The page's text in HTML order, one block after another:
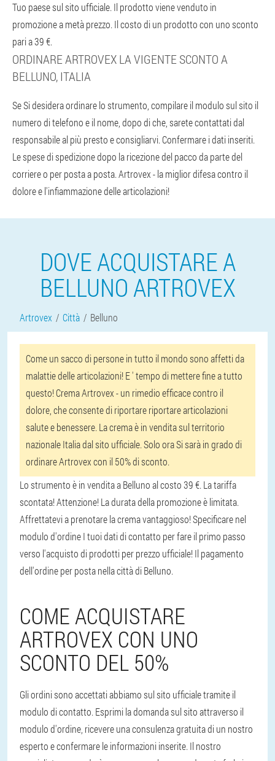
Tuo paese sul sito ufficiale. Il prodotto viene venduto in
promozione a metà prezzo. Il costo di un prodotto con uno sconto
pari a 39 €.
ORDINARE ARTROVEX LA VIGENTE SCONTO A
BELLUNO, ITALIA
Se Si desidera ordinare lo strumento, compilare il modulo sul sito il
numero di telefono e il nome, dopo di che, sarete contattati dal
responsabile al più presto e consigliarvi. Confermare i dati inseriti.
Le spese di spedizione dopo la ricezione del pacco da parte del
corriere o per posta a posta. Artrovex - la miglior difesa contro il
dolore e l'infiammazione delle articolazioni!
DOVE ACQUISTARE A
BELLUNO ARTROVEX
Artrovex Città Belluno
Come un sacco di persone in tutto il mondo sono affetti da
malattie delle articolazioni! E ' tempo di mettere fine a tutto
questo! Crema Artrovex - un rimedio efficace contro il
dolore, che consente di riportare riportare articolazioni
salute e benessere. La crema è in vendita sul territorio
nazionale Italia dal sito ufficiale. Solo ora Si sarà in grado di
ordinare Artrovex con il 50% di sconto.
Lo strumento è in vendita a Belluno al costo 39 €. La tariffa
scontata! Attenzione! La durata della promozione è limitata.
Affrettatevi a prenotare la crema vantaggioso! Specificare nel
modulo d'ordine I tuoi dati di contatto per fare il primo passo
verso l'acquisto di prodotti per prezzo ufficiale! Il pagamento
dell'ordine per posta nella città di Belluno.
COME ACQUISTARE
ARTROVEX CON UNO
SCONTO DEL 50%
Gli ordini sono accettati abbiamo sul sito ufficiale tramite il
modulo di contatto. Esprimi la domanda sul sito attraverso il
modulo d'ordine, ricevere una consulenza gratuita di un nostro
esperto e confermare le informazioni inserite. Il nostro